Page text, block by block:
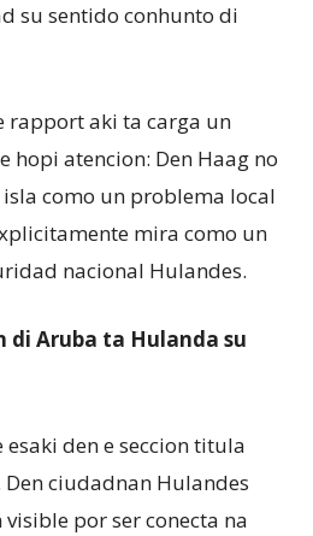
su sentido conhunto di
rapport aki ta carga un
hopi atencion: Den Haag no
como un problema local
mira como un
nacional Hulandes.
di Aruba ta Hulanda su
den e seccion titula
Den ciudadnan Hulandes
por ser conecta na